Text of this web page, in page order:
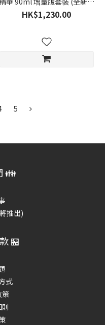
分NAD Power24™)
HK$1,230.00
5
👪
推出)
🏪
式
策